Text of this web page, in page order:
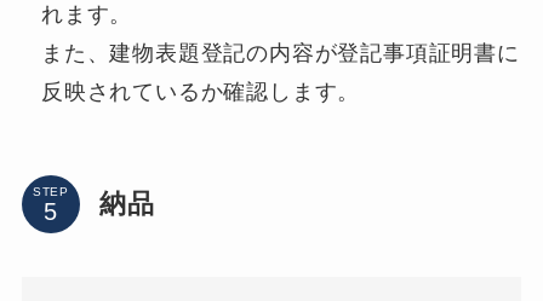
れます。
また、建物表題登記の内容が登記事項証明書に
反映されているか確認します。
STEP 納品